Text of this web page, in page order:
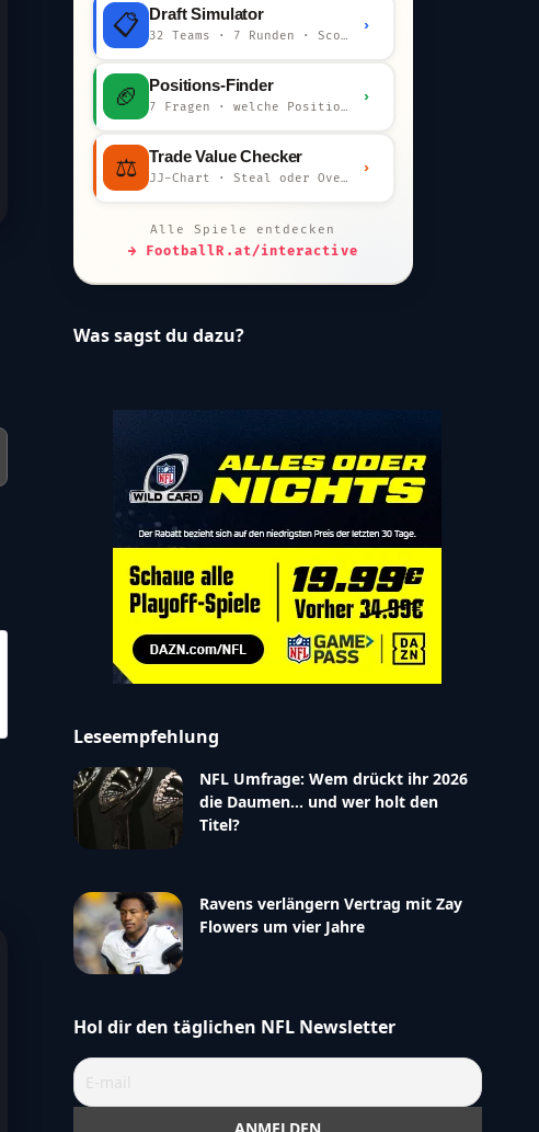
📋 Draft Simulator
32 Teams · 7 Runden · Scout-Kommentar
›
🏈 Positions-Finder
7 Fragen · welche Position bist du?
›
⚖️ Trade Value Checker
JJ-Chart · Steal oder Overpay?
›
Alle Spiele entdecken
→ FootballR.at/interactive
Was sagst du dazu?
Leseempfehlung
NFL Umfrage: Wem drückt ihr 2026
die Daumen… und wer holt den
Titel?
Ravens verlängern Vertrag mit Zay
Flowers um vier Jahre
Hol dir den täglichen NFL Newsletter